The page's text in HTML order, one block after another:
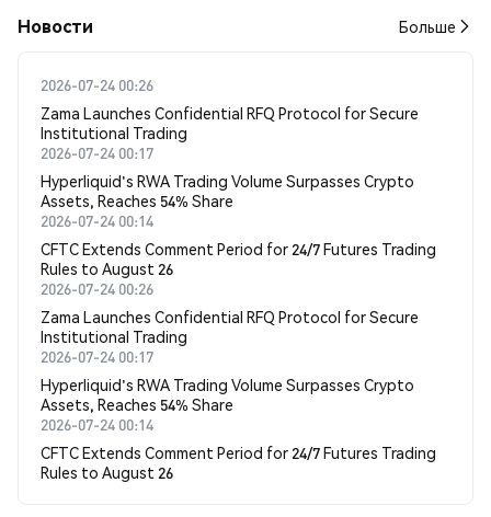
Новости Больше
2026-07-24 00:26
Zama Launches Confidential RFQ Protocol for Secure
Institutional Trading
2026-07-24 00:17
Hyperliquid's RWA Trading Volume Surpasses Crypto
Assets, Reaches 54% Share
2026-07-24 00:14
CFTC Extends Comment Period for 24/7 Futures Trading
Rules to August 26
2026-07-24 00:26
Zama Launches Confidential RFQ Protocol for Secure
Institutional Trading
2026-07-24 00:17
Hyperliquid's RWA Trading Volume Surpasses Crypto
Assets, Reaches 54% Share
2026-07-24 00:14
CFTC Extends Comment Period for 24/7 Futures Trading
Rules to August 26